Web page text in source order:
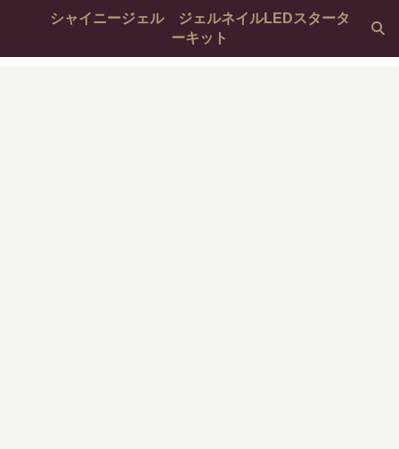
シャイニージェル ジェルネイルLEDスタータ
ーキット